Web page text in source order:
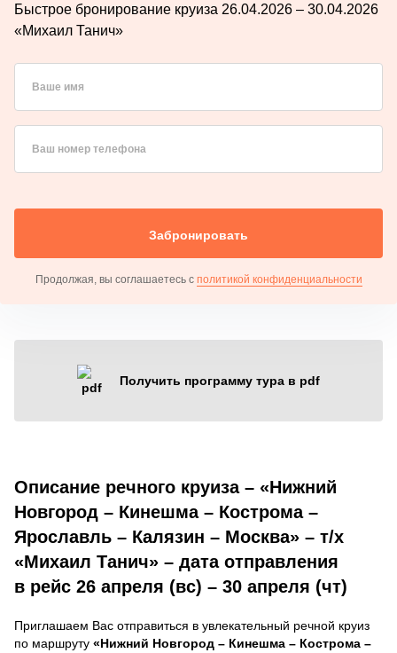
Быстрое бронирование круиза 26.04.2026 – 30.04.2026
«Михаил Танич»
Ваше имя
Ваш номер телефона
Забронировать
Продолжая, вы соглашаетесь с политикой конфиденциальности
Получить программу тура в pdf
Описание речного круиза – «Нижний
Новгород – Кинешма – Кострома –
Ярославль – Калязин – Москва» – т/х
«Михаил Танич» – дата отправления
в рейс 26 апреля (вс) – 30 апреля (чт)
Приглашаем Вас отправиться в увлекательный речной круиз
по маршруту «Нижний Новгород – Кинешма – Кострома –